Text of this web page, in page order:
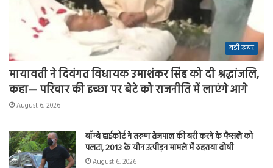
बड़ी खबर
मायावती ने दिवंगत विधायक उमाशंकर सिंह को दी श्रद्धांजलि,
कहा— परिवार की इच्छा पर बेटे को राजनीति में लाएंगे आगे
August 6, 2026
बॉम्बे हाईकोर्ट ने तरुण तेजपाल की बरी करने के फैसले को
पलटा, 2013 के यौन उत्पीड़न मामले में ठहराया दोषी
August 6, 2026